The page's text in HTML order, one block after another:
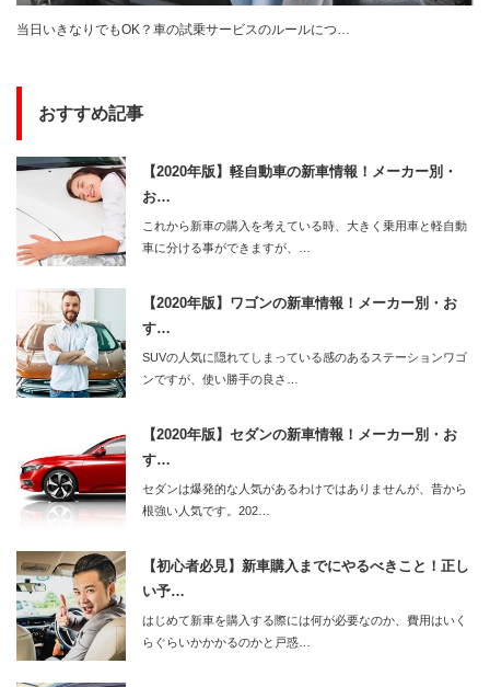
当日いきなりでもOK？車の試乗サービスのルールにつ…
おすすめ記事
【2020年版】軽自動車の新車情報！メーカー別・
お…
これから新車の購入を考えている時、大きく乗用車と軽自動
車に分ける事ができますが、…
【2020年版】ワゴンの新車情報！メーカー別・お
す…
SUVの人気に隠れてしまっている感のあるステーションワゴ
ンですが、使い勝手の良さ…
【2020年版】セダンの新車情報！メーカー別・お
す…
セダンは爆発的な人気があるわけではありませんが、昔から
根強い人気です。202…
【初心者必見】新車購入までにやるべきこと！正し
い予…
はじめて新車を購入する際には何が必要なのか、費用はいく
らぐらいかかかるのかと戸惑…